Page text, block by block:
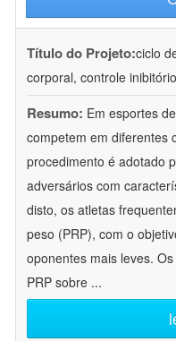
Título do Projeto:ciclo
corporal, controle
Resumo: Em esportes
competem em diferentes
procedimento é adotado
adversários com
disto, os atletas
peso (PRP), com o
oponentes mais leves.
PRP sobre ...